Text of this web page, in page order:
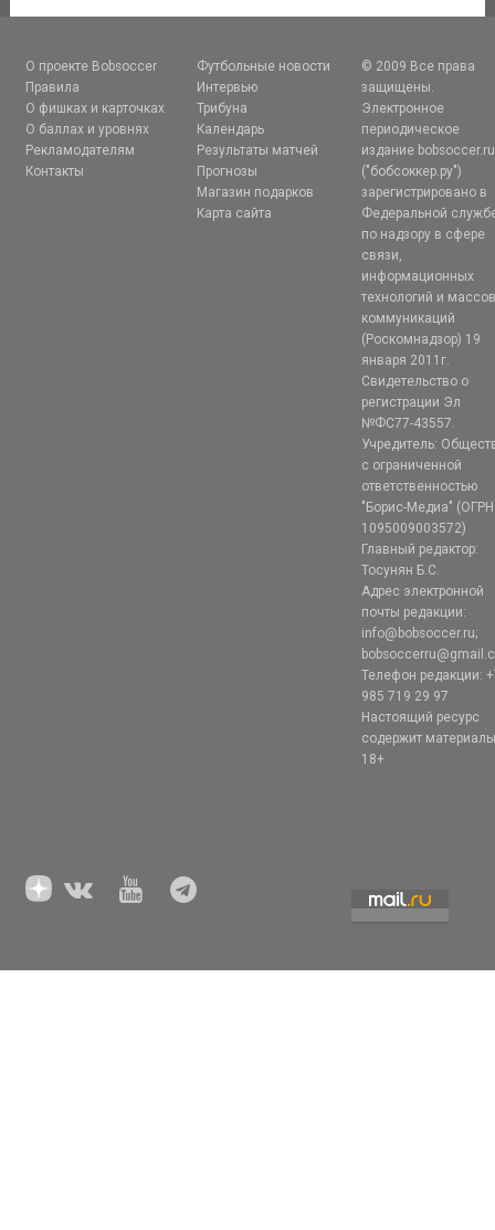
О проекте Bobsoccer
Правила
О фишках и карточках
О баллах и уровнях
Рекламодателям
Контакты
Футбольные новости
Интервью
Трибуна
Календарь
Результаты матчей
Прогнозы
Магазин подарков
Карта сайта
© 2009 Все права
защищены.
Электронное
периодическое
издание bobsoccer.ru
("бобсоккер.ру")
зарегистрировано в
Федеральной
по надзору в сфере
связи,
информационных
технологий и
коммуникаций
(Роскомнадзор) 19
января 2011г.
Свидетельство о
регистрации Эл
№ФС77-43557.
Учредитель:
с ограниченной
ответственностью
"Борис-Медиа" (ОГРН
1095009003572)
Главный редактор:
Тосунян Б.С.
Адрес электронной
почты редакции:
info@bobsoccer.ru;
Телефон редакции:
985 719 29 97
Настоящий ресурс
содержит
18+